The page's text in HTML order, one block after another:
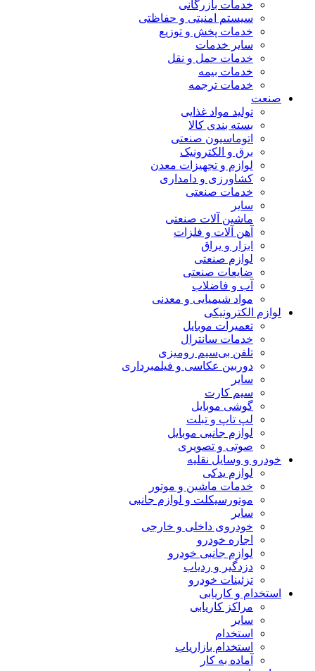
خدمات بازرگانی
سیستم امنیتی و حفاظتی
خدمات پخش و توزیع
سایر خدمات
خدمات حمل و نقل
خدمات بیمه
خدمات ترجمه
صنعت
تولید مواد غذایی
بسته بندی کالا
اتوماسیون صنعتی
برق و الکترونیک
لوازم و تجهیزات معدن
کشاورزی و دامداری
خدمات صنعتی
سایر
ماشین آلات صنعتی
آهن آلات و فلزات
ابزار و یراق
لوازم صنعتی
ضایعات صنعتی
آب و فاضلاب
مواد شیمیایی و معدنی
لوازم الکترونیکی
تعمیرات موبایل
خدمات سانترال
تلفن بی‌سیم رومیزی
دوربین عکاسی و فیلمبرداری
سایر
سیم کارت
گوشی موبایل
لپ تاپ و تبلت
لوازم جانبی موبایل
صوتی و تصویری
خودرو و وسایل نقلیه
لوازم یدکی
خدمات ماشین و موتور
موتورسیکلت و لوازم جانبی
سایر
خودروی داخلی و خارجی
اجاره خودرو
لوازم جانبی خودرو
دزدگیر و ردیاب
تزئینات خودرو
استخدام و کاریابی
مراکز کاریابی
سایر
استخدام
استخدام بازاریاب
آماده به کار